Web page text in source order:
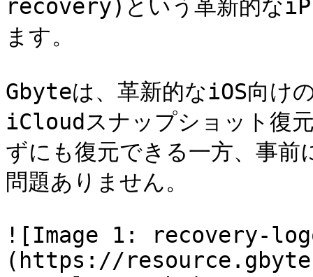
recovery)という革新的な
ます。
Gbyteは、革新的なiOS向け
iCloudスナップショット復
ずにも復元できる一方、事
問題ありません。
![Image 1: recovery-
(https://